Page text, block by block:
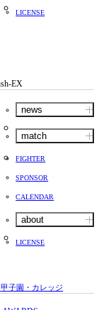
LICENSE
EX
news
match
FIGHTER
SPONSOR
CALENDAR
about
LICENSE
甲子園・カレッジ